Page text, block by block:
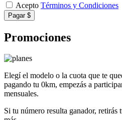
Acepto Términos y Condiciones
Pagar $
Promociones
Elegí el modelo o la cuota que te
pagando tu 0km, empezás a
mensuales.
Si tu número resulta ganador,